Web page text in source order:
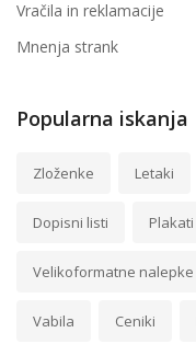
Vračila in reklamacije
Mnenja strank
Popularna iskanja
Zloženke Letaki
Dopisni listi Plakati
Velikoformatne nalepke
Vabila Ceniki